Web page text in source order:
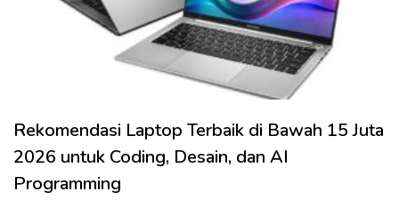
Rekomendasi Laptop Terbaik di Bawah 15 Juta
2026 untuk Coding, Desain, dan AI
Programming